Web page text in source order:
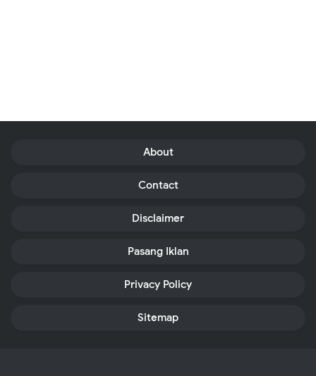
About
Contact
Disclaimer
Pasang Iklan
Privacy Policy
Sitemap